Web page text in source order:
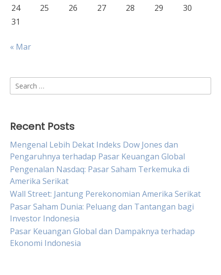
24
25 26 27 28 29
30
31
« Mar
Search
for:
Recent Posts
Mengenal Lebih Dekat Indeks Dow Jones dan
Pengaruhnya terhadap Pasar Keuangan Global
Pengenalan Nasdaq: Pasar Saham Terkemuka di
Amerika Serikat
Wall Street: Jantung Perekonomian Amerika Serikat
Pasar Saham Dunia: Peluang dan Tantangan bagi
Investor Indonesia
Pasar Keuangan Global dan Dampaknya terhadap
Ekonomi Indonesia